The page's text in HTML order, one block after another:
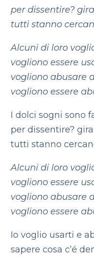
per dissentire?
tutti stanno
Alcuni di loro
vogliono essere
vogliono abusare
vogliono essere
I dolci sogni sono
per dissentire?
tutti stanno
Alcuni di loro
vogliono essere
vogliono abusare
vogliono essere
Io voglio usarti e
sapere cosa c’é